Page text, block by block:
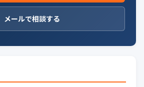
メールで相談する